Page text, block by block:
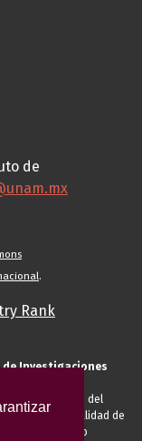
de
.
Investigaciones
es responsable del
de usted en calidad de
conferencista o